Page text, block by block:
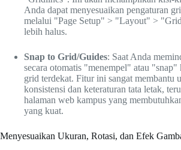
Anda dapat menyesuaikan pengaturan
melalui "Page Setup" > "Layout" >
lebih halus.
Snap to Grid/Guides: Saat Anda
secara otomatis "menempel" atau "snap"
grid terdekat. Fitur ini sangat membantu
konsistensi dan keteraturan tata letak,
halaman web kampus yang
yang kuat.
Menyesuaikan Ukuran, Rotasi, dan Efek